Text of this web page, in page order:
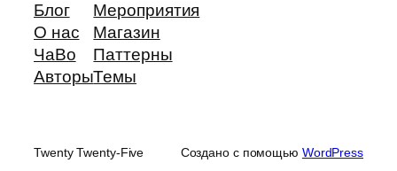
Блог
О нас
ЧаВо
Авторы
Мероприятия
Магазин
Паттерны
Темы
Twenty Twenty-Five Создано с помощью WordPress